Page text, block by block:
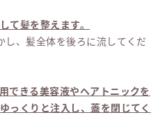
て髪を整えます。
、髪全体を後ろに流してくだ
できる美容液やヘアトニックを
っくりと注入し、蓋を閉じてく